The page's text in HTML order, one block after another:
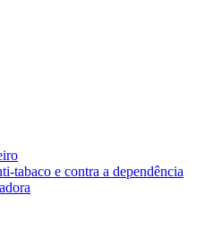
tabaco e contra a dependência